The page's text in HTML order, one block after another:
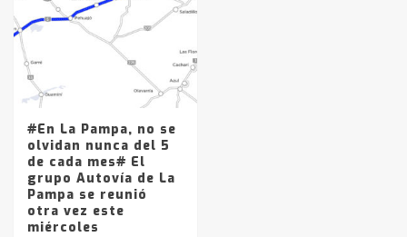
#En La Pampa, no se
olvidan nunca del 5
de cada mes# El
grupo Autovía de La
Pampa se reunió
otra vez este
miércoles